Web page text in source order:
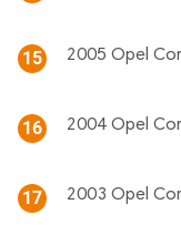
15 2005 Opel
16 2004 Opel
17 2003 Opel